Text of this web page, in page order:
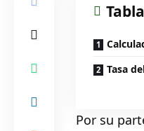
Tasa
Por su